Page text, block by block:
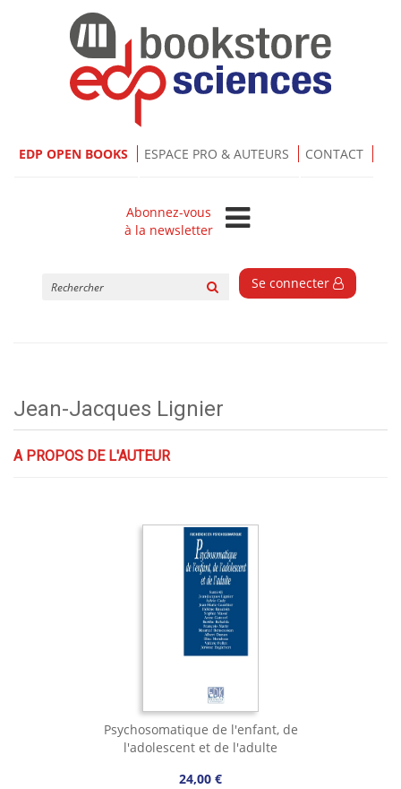
EDP OPEN BOOKS ESPACE PRO & AUTEURS CONTACT
Abonnez-vous
à la newsletter
Se connecter
Jean-Jacques Lignier
A PROPOS DE L'AUTEUR
Psychosomatique de l'enfant, de
l'adolescent et de l'adulte
24,00 €